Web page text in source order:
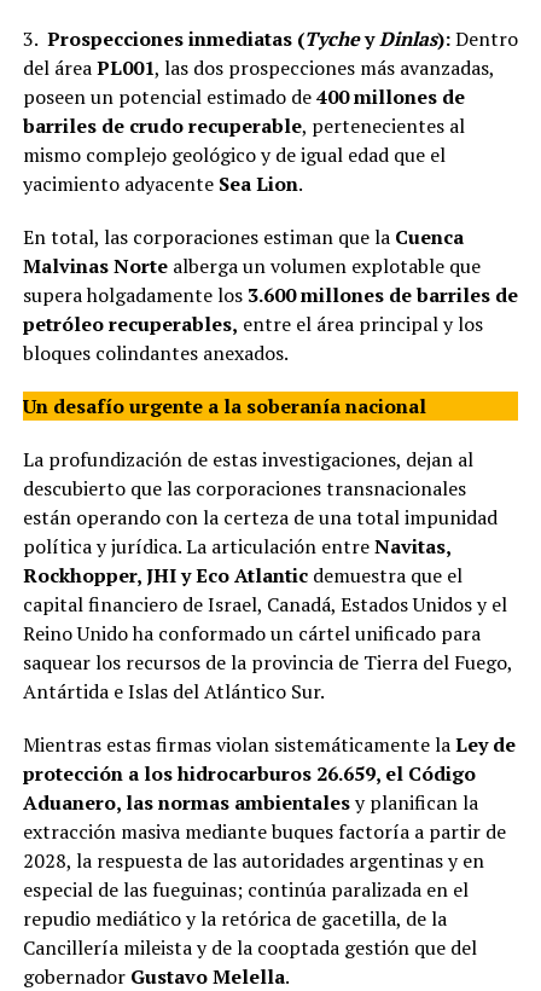
3. Prospecciones inmediatas (TycheyDinlas):Dentro
del áreaPL001, las dos prospecciones más avanzadas,
poseen un potencial estimado de400 millones de
barriles de crudo recuperable, pertenecientes al
mismo complejo geológico y de igual edad que el
yacimiento adyacente Sea Lion.
En total, las corporaciones estiman que la Cuenca
Malvinas Nortealberga un volumen explotable que
supera holgadamente los 3.600 millones de barriles de
petróleo recuperables, entre el área principal y los
bloques colindantes anexados.
Un desafío urgente a la soberanía nacional
La profundización de estas investigaciones, dejan al
descubierto que las corporaciones transnacionales
están operando con la certeza de una total impunidad
política y jurídica. La articulación entreNavitas,
Rockhopper, JHI y Eco Atlantic demuestra que el
capital financiero de Israel, Canadá, Estados Unidos y el
Reino Unido ha conformado un cártel unificado para
saquear los recursos de la provincia de Tierra del Fuego,
Antártida e Islas del Atlántico Sur.
Mientras estas firmas violan sistemáticamente laLey de
protección a los hidrocarburos 26.659, el Código
Aduanero, las normas ambientalesy planifican la
extracción masiva mediante buques factoría a partir de
2028, la respuesta de las autoridades argentinas y en
especial de las fueguinas; continúa paralizada en el
repudio mediático y la retórica de gacetilla, de la
Cancillería mileista y de la cooptada gestión que del
gobernador Gustavo Melella.